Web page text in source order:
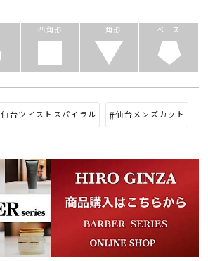
四角形 三角形 ベース
仙台ツイストスパイラル 仙台メンズカット